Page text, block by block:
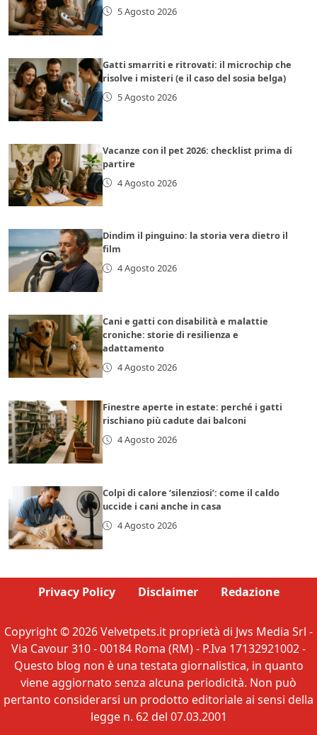
5 Agosto 2026
Gatti smarriti e ritrovati: il microchip che
risolve i misteri (e il caso del sosia belga)
5 Agosto 2026
Vacanze con il pet 2026: checklist prima di
partire
4 Agosto 2026
Dindim il pinguino: la storia vera dietro il
film
4 Agosto 2026
Cani e gatti con disabilità e malattie
croniche: storie di resilienza e
adattamento
4 Agosto 2026
Finestre aperte in estate: perché i gatti
rischiano più cadute dai balconi
4 Agosto 2026
Colpi di calore ‘silenziosi’: come il caldo
uccide i cani anche in casa
4 Agosto 2026
Privacy Policy Disclaimer Redazione
Copyright © 2026 Velvetpets.it proprietà di Jws Media Srl -
Via Cavour 310 - 00184 Roma (RM) - P.Iva 17132921002 -
Questo blog non è una testata giornalistica, in quanto
viene aggiornato senza alcuna periodicità. Non può
pertanto considerarsi un prodotto editoriale ai sensi della
legge n. 62 del 07.03.2001